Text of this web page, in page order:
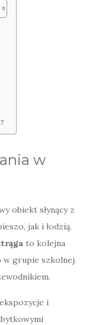
w
obiekt słynący z
jak i łodzią.
to kolejna
w grupie szkolnej.
i